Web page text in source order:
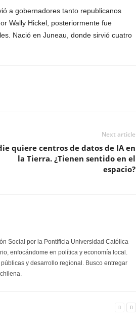
a gobernadores tanto republicanos
Wally Hickel, posteriormente fue
Nació en Juneau, donde sirvió cuatro
Next article
quiere centros de datos de IA en
la Tierra. ¿Tienen sentido en el
espacio?
Social por la Pontificia Universidad Católica
enfocándome en política y economía local.
y desarrollo regional. Busco entregar